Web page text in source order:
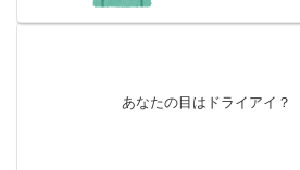
あなたの目はドライアイ？